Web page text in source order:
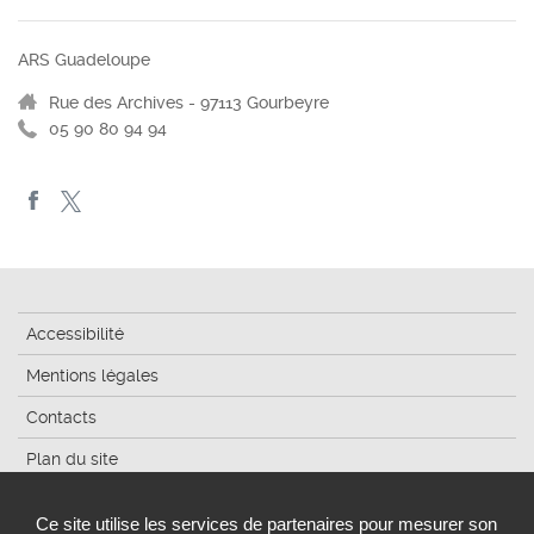
Ce site utilise les services de partenaires pour mesurer son
ARS Guadeloupe
Rue des Archives - 97113 Gourbeyre
05 90 80 94 94
Accessibilité
Mentions légales
Contacts
Plan du site